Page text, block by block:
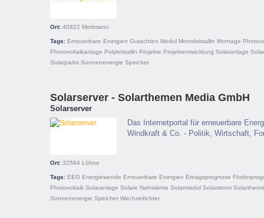
Ort: 40822 Mettmann
Tags: Erneuerbare Energien Gutachten Modul Monokristallin Montage
Photovoltaikanlage Polykristallin Projekte Projektentwicklung Solaranlage
Solarparks Sonnenenergie Speicher
Solarserver - Solarthemen Media GmbH
Solarserver
Das Internetportal für erneuerbare
Windkraft & Co. - Politik, Wirtschaft,
Ort: 32584 Löhne
Tags: EEG Energiewende Erneuerbare Energien Ertragsprognose
Photovoltaik Solaranlage Solare Nahwärme Solarmodul Solarstrom
Sonnenenergie Speicher Wechselrichter